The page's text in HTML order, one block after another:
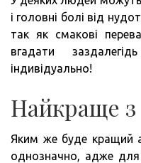
і головні болі від
так як смакові
вгадати
індивідуально!
Найкраще
Яким же буде кращий
однозначно, адже для